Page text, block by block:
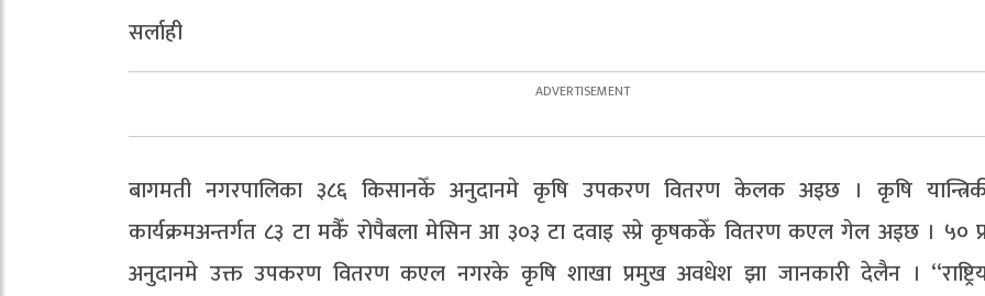
सर्लाही
बागमती नगरपालिका ३८६ किसानकेँ अनुदानमे कृषि उपकरण वितरण केलक अइछ । कृषि
कार्यक्रमअन्तर्गत ८३ टा मकैँ रोपैबला मेसिन आ ३०३ टा दवाइ स्प्रे कृषककेँ वितरण कएल गेल अइछ । ५०
अनुदानमे उक्त उपकरण वितरण कएल नगरके कृषि शाखा प्रमुख अवधेश झा जानकारी देलैन ।